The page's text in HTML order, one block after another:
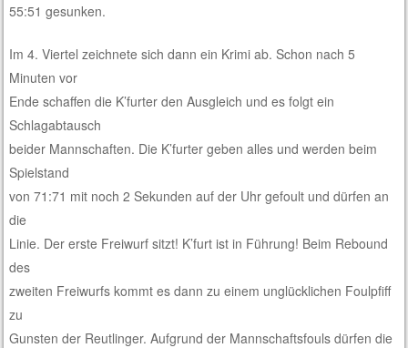
55:51 gesunken.
Im 4. Viertel zeichnete sich dann ein Krimi ab. Schon nach 5
Minuten vor
Ende schaffen die K’furter den Ausgleich und es folgt ein
Schlagabtausch
beider Mannschaften. Die K’furter geben alles und werden beim
Spielstand
von 71:71 mit noch 2 Sekunden auf der Uhr gefoult und dürfen an
die
Linie. Der erste Freiwurf sitzt! K’furt ist in Führung! Beim Rebound
des
zweiten Freiwurfs kommt es dann zu einem unglücklichen Foulpfiff
zu
Gunsten der Reutlinger. Aufgrund der Mannschaftsfouls dürfen die